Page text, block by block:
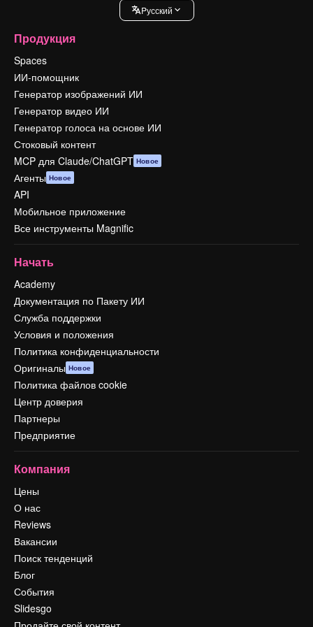
Pусский
Продукция
Spaces
ИИ-помощник
Генератор изображений ИИ
Генератор видео ИИ
Генератор голоса на основе ИИ
Стоковый контент
MCP для Claude/ChatGPT Новое
Агенты Новое
API
Мобильное приложение
Все инструменты Magnific
Начать
Academy
Документация по Пакету ИИ
Служба поддержки
Условия и положения
Политика конфиденциальности
Оригиналы Новое
Политика файлов cookie
Центр доверия
Партнеры
Предприятие
Компания
Цены
О нас
Reviews
Вакансии
Поиск тенденций
Блог
События
Slidesgo